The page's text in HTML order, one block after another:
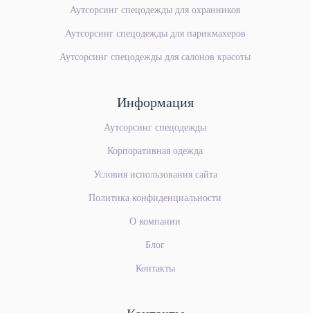
Аутсорсинг спецодежды для охранников
Аутсорсинг спецодежды для парикмахеров
Аутсорсинг спецодежды для салонов красоты
Информация
Аутсорсинг спецодежды
Корпоративная одежда
Условия использования сайта
Политика конфиденциальности
О компании
Блог
Контакты